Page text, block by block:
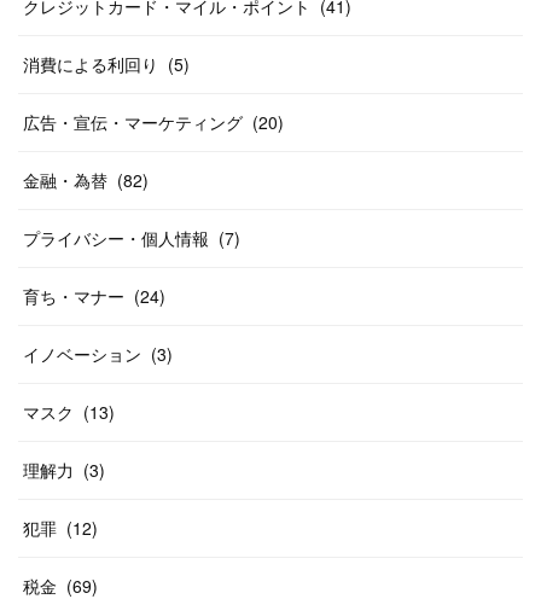
クレジットカード・マイル・ポイント (41)
消費による利回り (5)
広告・宣伝・マーケティング (20)
金融・為替 (82)
プライバシー・個人情報 (7)
育ち・マナー (24)
イノベーション (3)
マスク (13)
理解力 (3)
犯罪 (12)
税金 (69)